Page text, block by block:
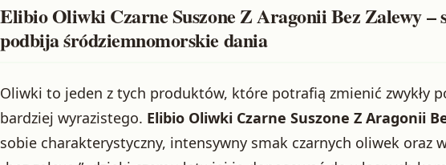
Elibio Oliwki Czarne Suszone Z Aragonii Bez Zalewy –
podbija śródziemnomorskie dania
Oliwki to jeden z tych produktów, które potrafią zmienić zwykły
bardziej wyrazistego. Elibio Oliwki Czarne Suszone Z Aragonii
sobie charakterystyczny, intensywny smak czarnych oliwek oraz